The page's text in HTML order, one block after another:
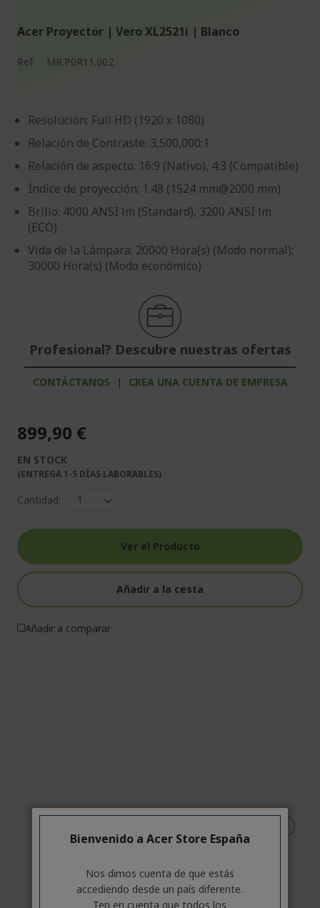
Acer Proyector | Vero XL2521i | Blanco
Ref. MR.P0R11.002
Resolución: Full HD (1920 x 1080)
Relación de Contraste: 3,500,000:1
Relación de aspecto: 16:9 (Nativo), 4:3 (Compatible)
Índice de proyección: 1.48 (1524 mm@2000 mm)
Brillo: 4000 ANSI lm (Standard), 3200 ANSI lm
(ECO)
Vida de la Lámpara: 20000 Hora(s) (Modo normal);
30000 Hora(s) (Modo económico)
Profesional? Descubre nuestras ofertas
CONTÁCTANOS | CREA UNA CUENTA DE EMPRESA
899,90 €
EN STOCK
(ENTREGA 1-5 DÍAS LABORABLES)
Cantidad:
Ver el Producto
Añadir a la cesta
Añadir a comparar
Bienvenido a Acer Store España
Nos dimos cuenta de que estás
accediendo desde un país diferente.
Ten en cuenta que todos los